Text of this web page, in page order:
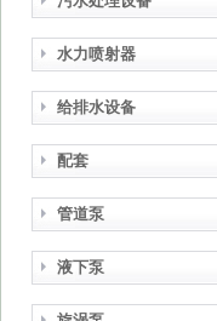
水力喷射器
给排水设备
配套
管道泵
液下泵